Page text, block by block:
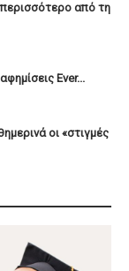
περισσότερο από τη
Ever...
οι «στιγμές